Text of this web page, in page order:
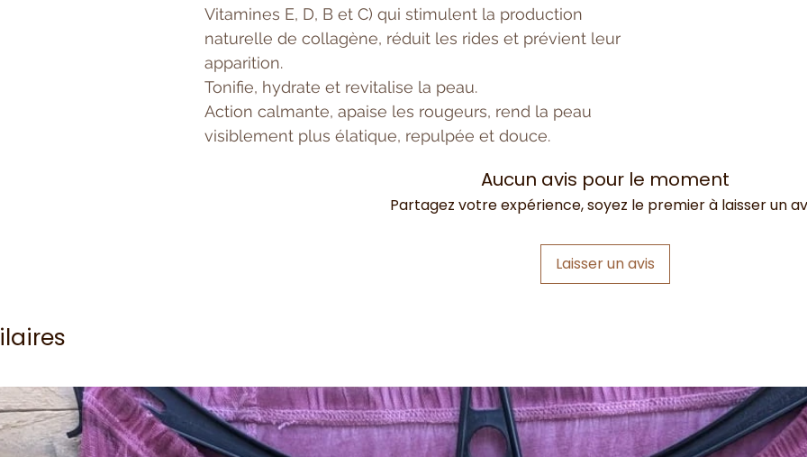
Vitamines E, D, B et C) qui stimulent la production
naturelle de collagène, réduit les rides et prévient leur
apparition.
Tonifie, hydrate et revitalise la peau.
Action calmante, apaise les rougeurs, rend la peau
visiblement plus élatique, repulpée et douce.
Aucun avis pour le moment
Partagez votre expérience, soyez le premier à laisser un
Laisser un avis